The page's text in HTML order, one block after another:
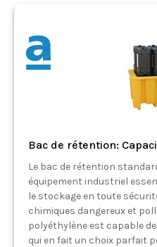
Bac de rétention:
Le bac de rétention
équipement industriel
le stockage en toute
chimiques dangereux et
polyéthylène est capable
qui en fait un choix parfait